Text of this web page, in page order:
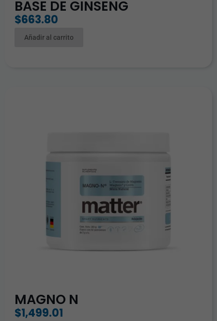
BASE DE GINSENG
$663.80
Añadir al carrito
MAGNO N
$1,499.01